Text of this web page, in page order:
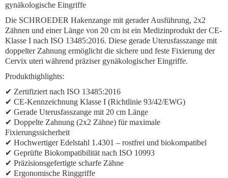
gynäkologische Eingriffe
Die SCHROEDER Hakenzange mit gerader Ausführung, 2x2
Zähnen und einer Länge von 20 cm ist ein Medizinprodukt der CE-
Klasse I nach ISO 13485:2016. Diese gerade Uterusfasszange mit
doppelter Zahnung ermöglicht die sichere und feste Fixierung der
Cervix uteri während präziser gynäkologischer Eingriffe.
Produkthighlights:
✔ Zertifiziert nach ISO 13485:2016
✔ CE-Kennzeichnung Klasse I (Richtlinie 93/42/EWG)
✔ Gerade Uterusfasszange mit 20 cm Länge
✔ Doppelte Zahnung (2x2 Zähne) für maximale
Fixierungssicherheit
✔ Hochwertiger Edelstahl 1.4301 – rostfrei und biokompatibel
✔ Geprüfte Biokompatibilität nach ISO 10993
✔ Präzisionsgefertigte scharfe Zähne
✔ Ergonomische Ringgriffe